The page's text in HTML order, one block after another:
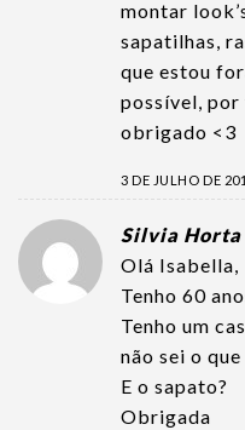
montar
sapatilhas,
que estou
possível,
obrigado <3
3 DE JULHO DE
Silvia Horta
Olá Isabella,
Tenho 60
Tenho um
não sei o
E o sapato?
Obrigada